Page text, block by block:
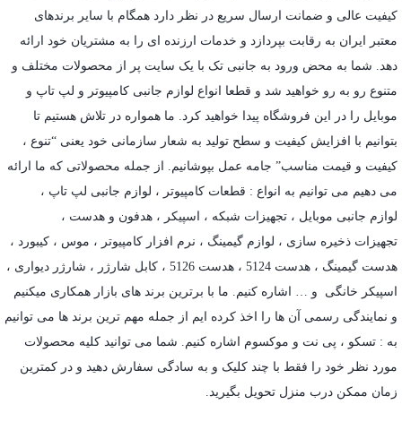
کیفیت عالی و ضمانت ارسال سریع در نظر دارد همگام با سایر برندهای
معتبر ایران به رقابت بپردازد و خدمات ارزنده ای را به مشتریان خود ارائه
دهد. شما به محض ورود به جانبی تک با یک سایت پر از محصولات مختلف و
متنوع رو به رو خواهید شد و قطعا انواع لوازم جانبی کامپیوتر و لپ تاپ و
موبایل را در این فروشگاه پیدا خواهید کرد. ما همواره در تلاش هستیم تا
بتوانیم با افزایش کیفیت و سطح تولید به شعار سازمانی خود یعنی “تنوع ،
کیفیت و قیمت مناسب” جامه عمل بپوشانیم. از جمله محصولاتی که ما ارائه
می دهیم می توانیم به انواع : قطعات کامپیوتر ، لوازم جانبی لپ تاپ ،
لوازم جانبی موبایل ، تجهیزات شبکه ، اسپیکر ، هدفون و هدست ،
تجهیزات ذخیره سازی ، لوازم گیمینگ ، نرم افزار کامپیوتر ، موس ، کیبورد ،
هدست گیمینگ ، هدست 5124 ، هدست 5126 ، کابل شارژر ، شارژر دیواری ،
اسپیکر خانگی و … اشاره کنیم. ما با برترین برند های بازار همکاری میکنیم
و نمایندگی رسمی آن ها را اخذ کرده ایم از جمله مهم ترین برند ها می توانیم
به : تسکو ، پی نت و موکسوم اشاره کنیم. شما می توانید کلیه محصولات
مورد نظر خود را فقط با چند کلیک و به سادگی سفارش دهید و در کمترین
زمان ممکن درب منزل تحویل بگیرید.